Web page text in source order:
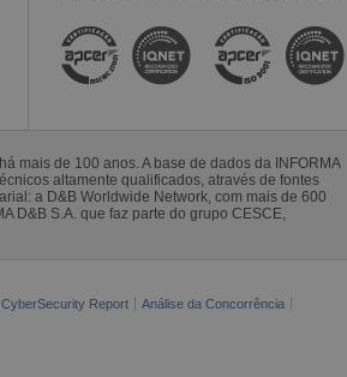
mais de 100 anos. A base de dados da INFORMA
altamente qualificados, através de fontes
a D&B Worldwide Network, com mais de 600
D&B S.A. que faz parte do grupo CESCE,
CyberSecurity Report
Análise da Concorrência